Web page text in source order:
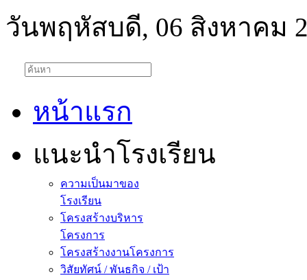
วันพฤหัสบดี, 06 สิงหาคม
หน้าแรก
แนะนำโรงเรียน
ความเป็นมาของ
โรงเรียน
โครงสร้างบริหาร
โครงการ
โครงสร้างงานโครงการ
วิสัยทัศน์ / พันธกิจ / เป้า